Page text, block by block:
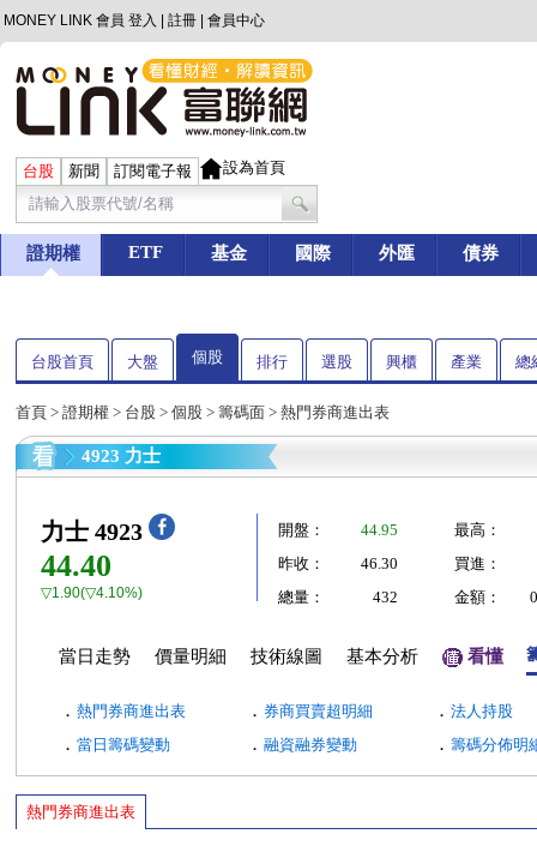
MONEY LINK 會員 登入 註冊 會員中心
台股 新聞 訂閱電子報 設為首頁
證期權 ETF 基金 國際 外匯 債券
台股首頁 大盤 個股 排行 選股 興櫃 產業 總
首頁 > 證期權 > 台股 > 個股 > 籌碼面 > 熱門券商進出表
4923 力士
力士 4923
44.40
▽1.90(▽4.10%)
開盤： 44.95
最高：
昨收：
46.30
買進：
總量：
432 金額：
當日走勢 價量明細 技術線圖 基本分析 看懂
． 熱門券商進出表 ． 券商買賣超明細 ． 法人持股
． 當日籌碼變動 ． 融資融券變動 ． 籌碼分佈明
熱門券商進出表